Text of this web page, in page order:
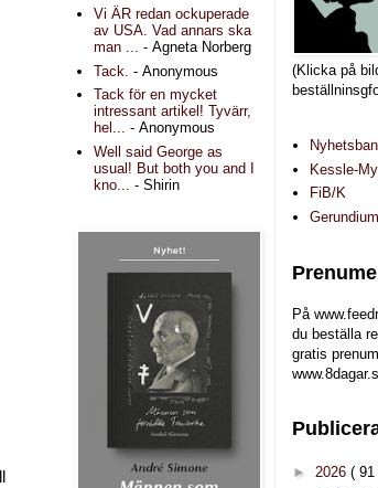
Vi ÄR redan ockuperade
av USA. Vad annars ska
man ... - Agneta Norberg
Tack. - Anonymous
Tack för en mycket
intressant artikel! Tyvärr,
hel... - Anonymous
Well said George as
usual! But both you and I
kno...
- Shirin
(Klicka på
Kessle-
FiB/K
På
du beställa
gratis
► 2026 ( 91